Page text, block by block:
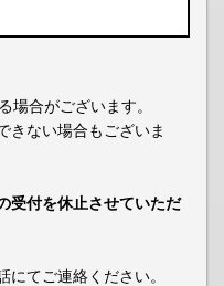
場合がございます。
きない場合もございま
受付を休止させていただ
てご連絡ください。